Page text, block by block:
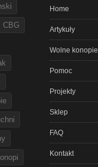
CBG
Home
Artykuły
Wolne konopie
Pomoc
Projekty
Sklep
FAQ
Kontakt